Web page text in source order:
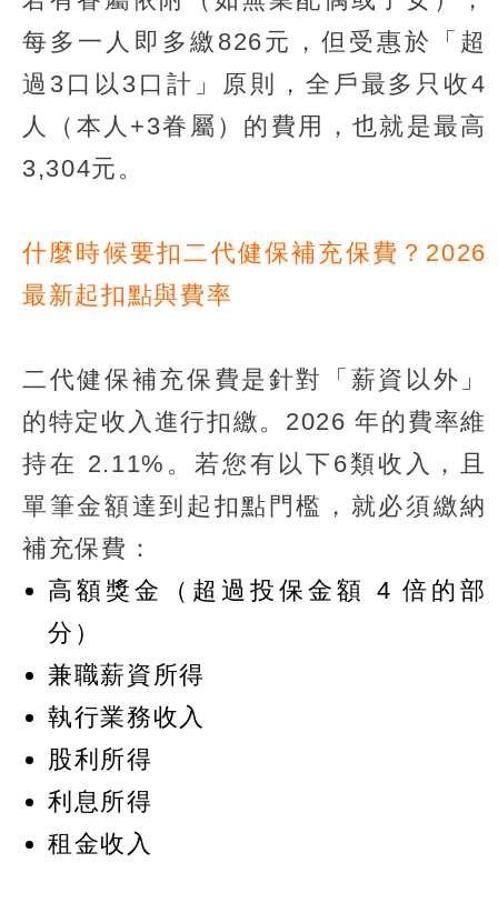
每多一人即多繳826元，但受惠於「超
過3口以3口計」原則，全戶最多只收4
人（本人+3眷屬）的費用，也就是最高
3,304元。
什麼時候要扣二代健保補充保費？2026
最新起扣點與費率
二代健保補充保費是針對「薪資以外」
的特定收入進行扣繳。2026 年的費率維
持在 2.11%。若您有以下6類收入，且
單筆金額達到起扣點門檻，就必須繳納
補充保費：
高額獎金（超過投保金額 4 倍的部
分）
兼職薪資所得
執行業務收入
股利所得
利息所得
租金收入